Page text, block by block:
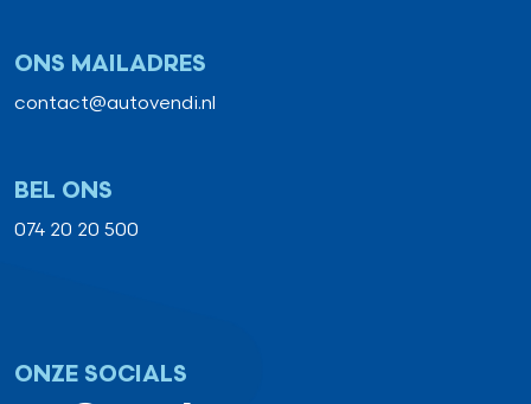
ONS MAILADRES
contact@autovendi.nl
BEL ONS
074 20 20 500
ONZE SOCIALS